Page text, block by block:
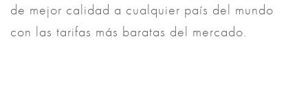
de mejor calidad a cualquier país del mundo
con las tarifas más baratas del mercado.